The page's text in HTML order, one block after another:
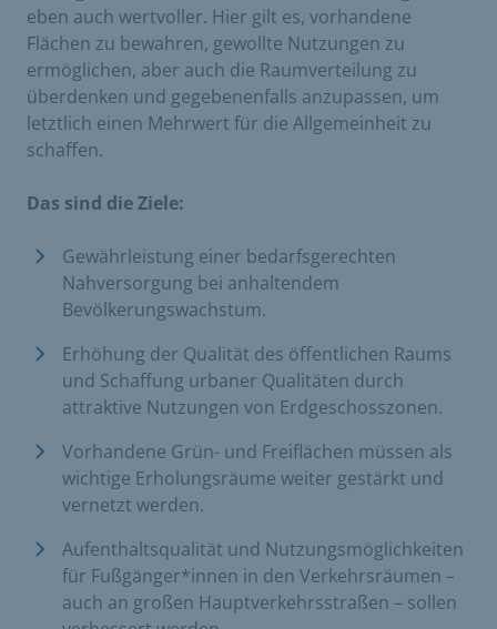
eben auch wertvoller. Hier gilt es, vorhandene
Flächen zu bewahren, gewollte Nutzungen zu
ermöglichen, aber auch die Raumverteilung zu
überdenken und gegebenenfalls anzupassen, um
letztlich einen Mehrwert für die Allgemeinheit zu
schaffen.
Das sind die Ziele:
Gewährleistung einer bedarfsgerechten
Nahversorgung bei anhaltendem
Bevölkerungswachstum.
Erhöhung der Qualität des öffentlichen Raums
und Schaffung urbaner Qualitäten durch
attraktive Nutzungen von Erdgeschosszonen.
Vorhandene Grün- und Freiflächen müssen als
wichtige Erholungsräume weiter gestärkt und
vernetzt werden.
Aufenthaltsqualität und Nutzungsmöglichkeiten
für Fußgänger*innen in den Verkehrsräumen –
auch an großen Hauptverkehrsstraßen – sollen